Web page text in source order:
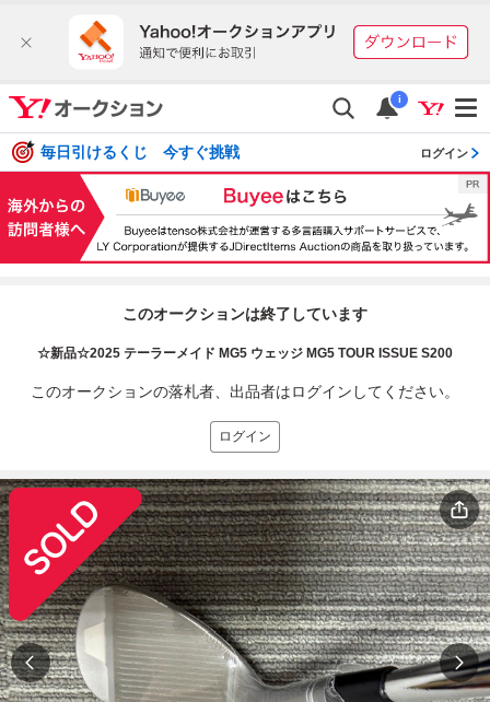
i
毎日引けるくじ 今すぐ挑戦 ログイン
このオークションは終了しています
☆新品☆2025 テーラーメイド MG5 ウェッジ MG5 TOUR ISSUE S200
このオークションの落札者、出品者はログインしてください。
ログイン